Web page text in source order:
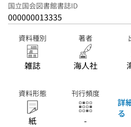
国立国会図書館書誌ID
000000013335
資料種別
雑誌
著者
海人社
資料形態
紙
刊行頻度
-
詳
る